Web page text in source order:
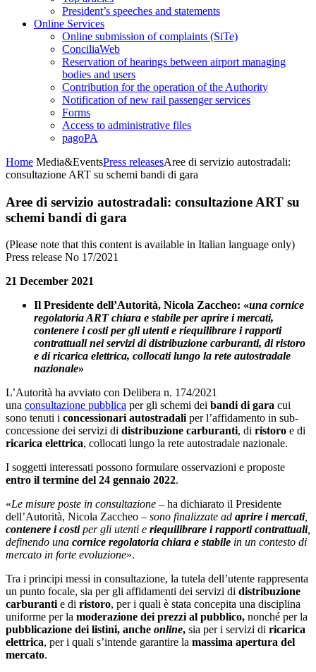
President’s speeches and statements
Online Services
Online submission of complaints (SiTe)
ConciliaWeb
Reservation of hearings between airport managing
bodies and users
Contribution for the operation of the Authority
Notification of new rail passenger services
Forms
Access to administrative files
pagoPA
Home Media&EventsPress releasesAree di servizio autostradali:
consultazione ART su schemi bandi di gara
Aree di servizio autostradali: consultazione ART su
schemi bandi di gara
(Please note that this content is available in Italian language only)
Press release No 17/2021
21 December 2021
Il Presidente dell’Autorità, Nicola Zaccheo: «una cornice
regolatoria ART chiara e stabile per aprire i mercati,
contenere i costi per gli utenti e riequilibrare i rapporti
contrattuali nei servizi di distribuzione carburanti, di ristoro
e di ricarica elettrica, collocati lungo la rete autostradale
nazionale»
L’Autorità ha avviato con Delibera n. 174/2021
una consultazione pubblica per gli schemi dei bandi di gara cui
sono tenuti i concessionari autostradaliper l’affidamento in sub-
concessione dei servizi di distribuzione carburanti, di ristoro e di
ricarica elettrica, collocati lungo la rete autostradale nazionale.
I soggetti interessati possono formulare osservazioni e proposte
entro il termine del 24 gennaio 2022.
«Le misure poste in consultazione – ha dichiarato il Presidente
dell’Autorità, Nicola Zaccheo – sono finalizzate ad aprire i mercati,
contenere i costiper gli utenti e riequilibrare i rapporti contrattuali,
definendo una cornice regolatoria chiara e stabile in un contesto di
mercato in forte evoluzione».
Tra i principi messi in consultazione, la tutela dell’utente rappresenta
un punto focale, sia per gli affidamenti dei servizi di distribuzione
carburantie di ristoro, per i quali è stata concepita una disciplina
uniforme per la moderazione dei prezzi al pubblico, nonché per la
pubblicazione dei listini, anche online, sia per i servizi di ricarica
elettrica, per i quali s’intende garantire la massima apertura del
mercato.